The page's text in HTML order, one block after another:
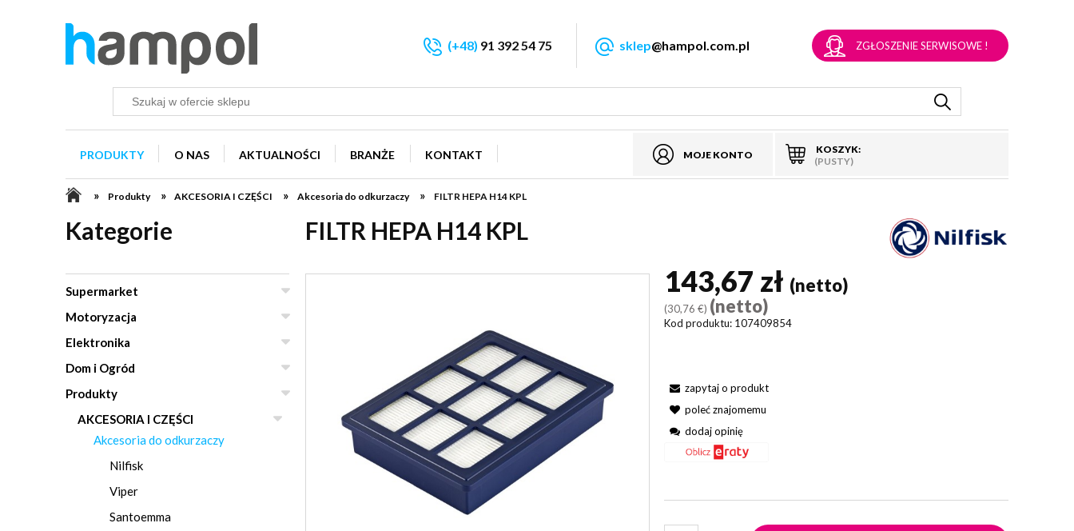
MOJE KONTO
KOSZYK:
(PUSTY)
(+48) 91 392 54 75 sklep@hampol.com.pl ZGŁOSZENIE SERWISOWE !
PRODUKTY O NAS AKTUALNOŚCI BRANŻE KONTAKT
» Produkty » AKCESORIA I CZĘŚCI » Akcesoria do odkurzaczy » FILTR HEPA H14 KPL
Kategorie
Supermarket
Motoryzacja
Elektronika
Dom i Ogród
Produkty
AKCESORIA I CZĘŚCI
Akcesoria do odkurzaczy
Nilfisk
Viper
Santoemma
FILTR HEPA H14 KPL
143,67 zł (netto)
(30,76 €) (netto)
Kod produktu: 107409854
zapytaj o produkt
poleć znajomemu
dodaj opinię